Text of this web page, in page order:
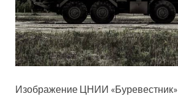
Изображение ЦНИИ «Буревестник»